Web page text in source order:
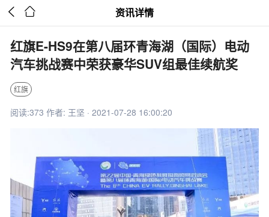
  资讯详情
红旗E-HS9在第八届环青海湖（国际）电动
汽车挑战赛中荣获豪华SUV组最佳续航奖
红旗
阅读:373 作者: 王坚 · 2021-07-28 16:00:20